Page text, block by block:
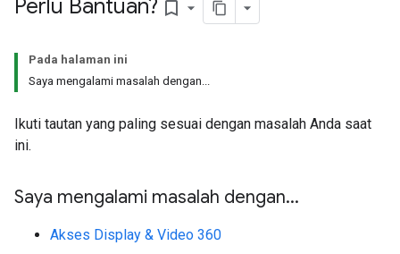
Perlu Bantuan? bookmark_border
Pada halaman ini
Saya mengalami masalah dengan...
Ikuti tautan yang paling sesuai dengan masalah Anda saat
ini.
Saya mengalami masalah dengan...
Akses Display & Video 360